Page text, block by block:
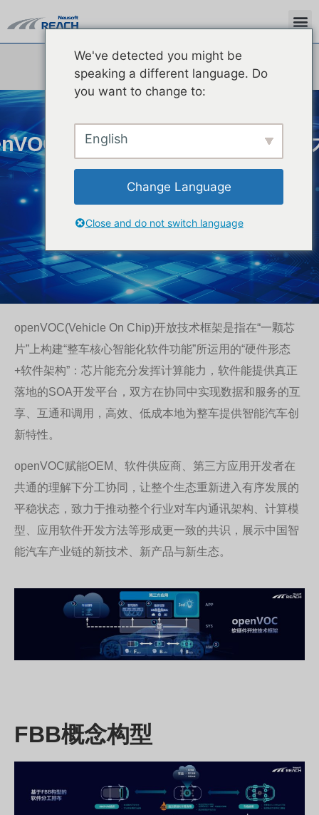
（Vehicle On Chip）开放技
架
openVOC(Vehicle On Chip)开放技术框架是指在“一颗芯
片”上构建“整车核心智能化软件功能”所运用的“硬件形态
+软件架构”：芯片能充分发挥计算能力，软件能提供真正
落地的SOA开发平台，双方在协同中实现数据和服务的互
享、互通和调用，高效、低成本地为整车提供智能汽车创
新特性。
openVOC赋能OEM、软件供应商、第三方应用开发者在
共通的理解下分工协同，让整个生态重新进入有序发展的
平稳状态，致力于推动整个行业对车内通讯架构、计算模
型、应用软件开发方法等形成更一致的共识，展示中国智
能汽车产业链的新技术、新产品与新生态。
FBB概念构型
We've detected you might be
speaking a different language. Do
you want to change to:
English
Change Language
Close and do not switch language